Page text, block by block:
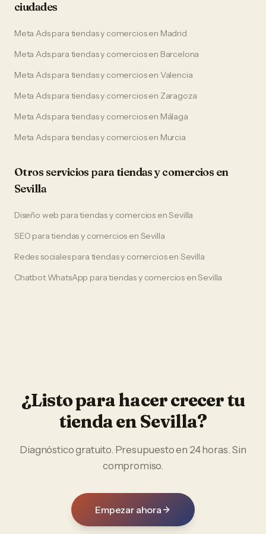
ciudades
Meta Adspara tiendas y comerciosen Madrid
Meta Adspara tiendas y comerciosen Barcelona
Meta Adspara tiendas y comerciosen Valencia
Meta Adspara tiendas y comerciosen Zaragoza
Meta Adspara tiendas y comerciosen Málaga
Meta Adspara tiendas y comerciosen Murcia
Otros servicios paratiendas y comercios en
Sevilla
Diseño web paratiendas y comercios enSevilla
SEO paratiendas y comercios en Sevilla
Redes socialespara tiendas y comerciosen Sevilla
Chatbot WhatsApp paratiendas y comercios enSevilla
¿Listo para hacer crecer tu
tiendaenSevilla?
Diagnóstico gratuito. Presupuesto en 24 horas. Sin
compromiso.
Empezar ahora